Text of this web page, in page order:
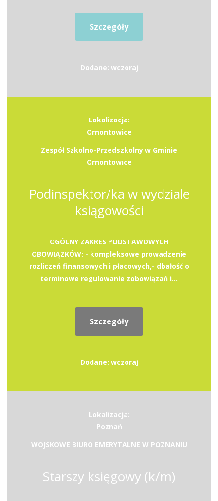
Szczegóły
Dodane: wczoraj
Lokalizacja:
Ornontowice
Zespół Szkolno-Przedszkolny w Gminie
Ornontowice
Podinspektor/ka w wydziale
ksiągowości
OGÓLNY ZAKRES PODSTAWOWYCH
OBOWIĄZKÓW: - kompleksowe prowadzenie
rozliczeń finansowych i płacowych,- dbałość o
terminowe regulowanie zobowiązań i...
Szczegóły
Dodane: wczoraj
Lokalizacja:
Poznań
WOJSKOWE BIURO EMERYTALNE W POZNANIU
Starszy księgowy (k/m)